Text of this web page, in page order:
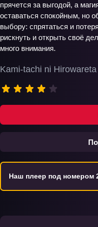
Kami-tachi ni
прячется за выгодой, а
оставаться спокойным, но
выбору: спрятаться и
рискнуть и открыть своё
много внимания.
Наш плеер под номером